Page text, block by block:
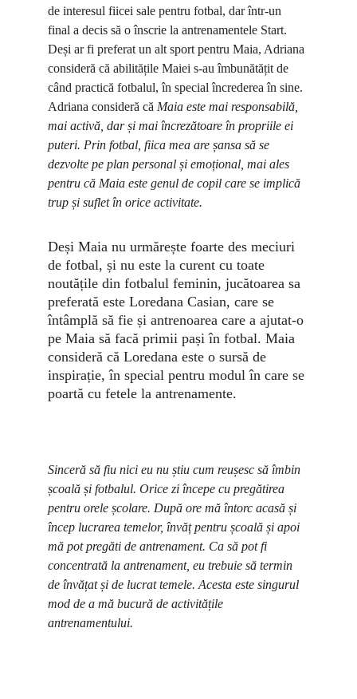
de interesul fiicei sale pentru fotbal, dar într-un
final a decis să o înscrie la antrenamentele Start.
Deși ar fi preferat un alt sport pentru Maia, Adriana
consideră că abilitățile Maiei s-au îmbunătățit de
când practică fotbalul, în special încrederea în sine.
Adriana consideră că Maia este mai responsabilă,
mai activă, dar și mai încrezătoare în propriile ei
puteri. Prin fotbal, fiica mea are șansa să se
dezvolte pe plan personal și emoțional, mai ales
pentru că Maia este genul de copil care se implică
trup și suflet în orice activitate.
Deși Maia nu urmărește foarte des meciuri
de fotbal, și nu este la curent cu toate
noutățile din fotbalul feminin, jucătoarea sa
preferată este Loredana Casian, care se
întâmplă să fie și antrenoarea care a ajutat-o
pe Maia să facă primii pași în fotbal. Maia
consideră că Loredana este o sursă de
inspirație, în special pentru modul în care se
poartă cu fetele la antrenamente.
Sinceră să fiu nici eu nu știu cum reușesc să îmbin
școală și fotbalul. Orice zi începe cu pregătirea
pentru orele școlare. După ore mă întorc acasă și
încep lucrarea temelor, învăț pentru școală și apoi
mă pot pregăti de antrenament. Ca să pot fi
concentrată la antrenament, eu trebuie să termin
de învățat și de lucrat temele. Acesta este singurul
mod de a mă bucură de activitățile
antrenamentului.